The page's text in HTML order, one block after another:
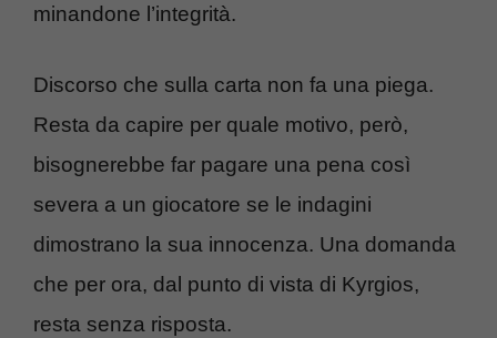
minandone l’integrità.
Discorso che sulla carta non fa una piega.
Resta da capire per quale motivo, però,
bisognerebbe far pagare una pena così
severa a un giocatore se le indagini
dimostrano la sua innocenza. Una domanda
che per ora, dal punto di vista di Kyrgios,
resta senza risposta.